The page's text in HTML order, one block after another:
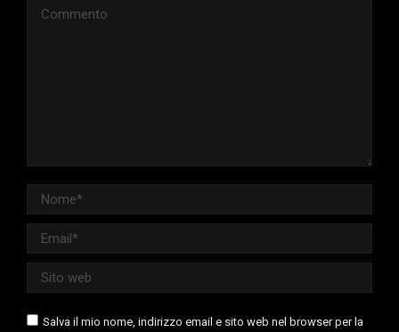
Commento
Nome *
Email *
Sito web
Salva il mio nome, indirizzo email e sito web nel browser per la